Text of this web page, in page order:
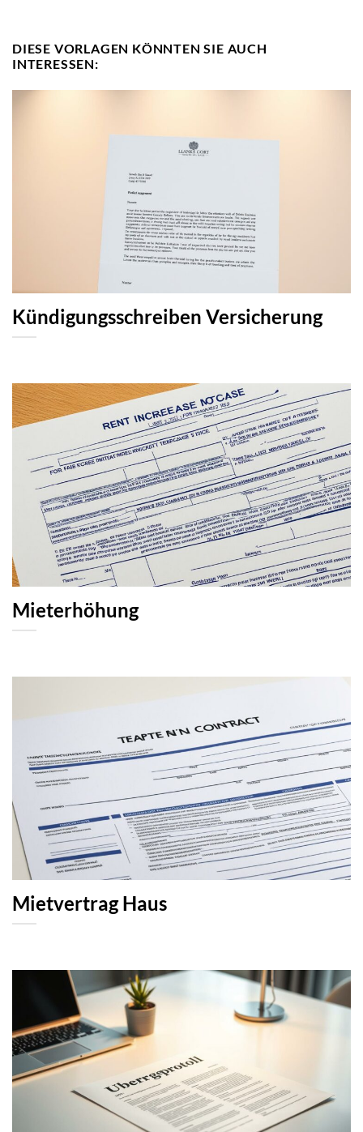
DIESE VORLAGEN KÖNNTEN SIE AUCH
INTERESSEN:
Kündigungsschreiben Versicherung
Mieterhöhung
Mietvertrag Haus